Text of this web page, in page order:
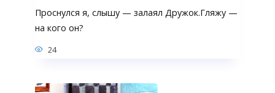
Проснулся я, слышу — залаял Дружок.Гляжу —
на кого он?
24